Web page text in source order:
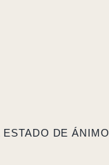
DE ÁNIMO